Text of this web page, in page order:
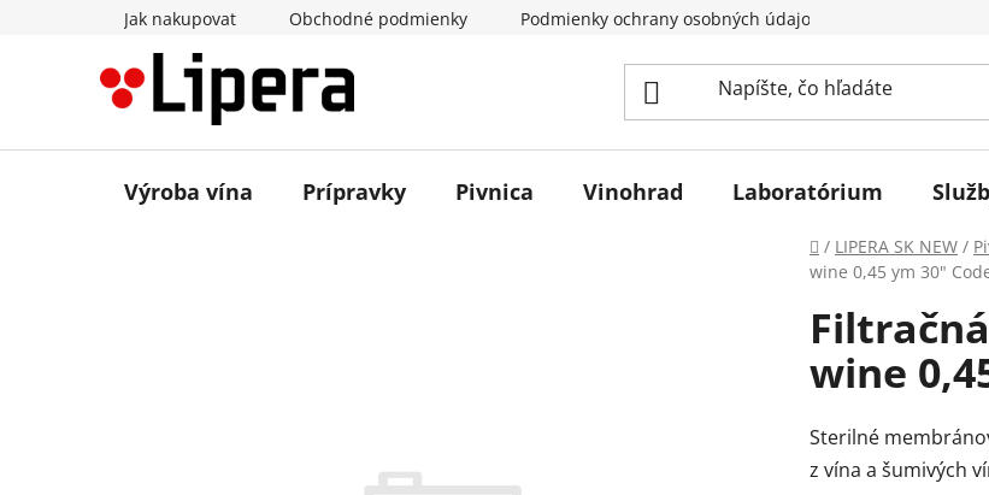
Jak nakupovat Obchodné podmienky Podmienky ochrany osobných údajov
Výroba vína Prípravky Pivnica Vinohrad Laboratórium
Domov
/ LIPERA SK NEW /
wine 0,45 ym 30"
wine
Sterilné
z vína a šumivých